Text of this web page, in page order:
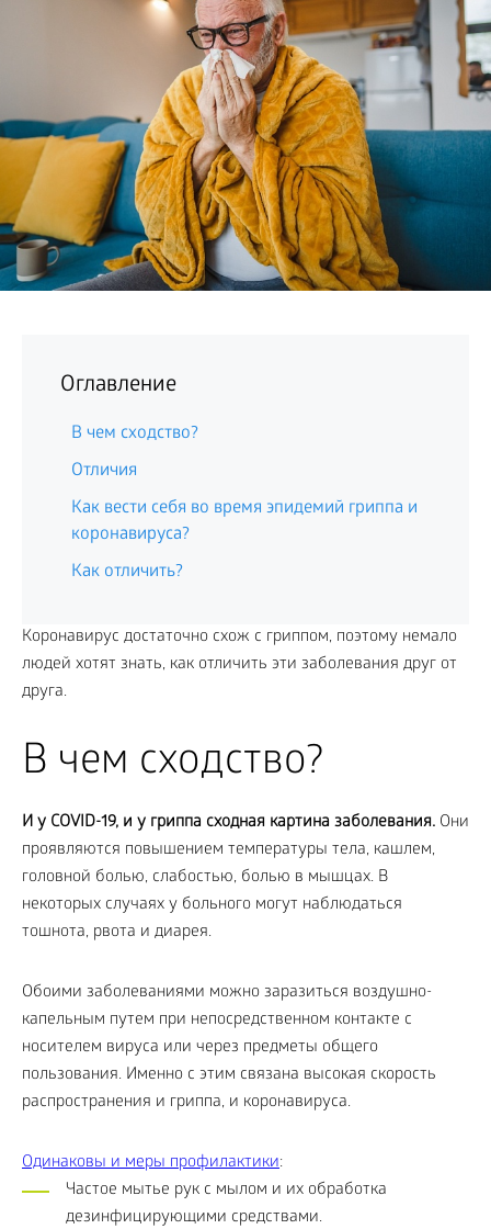
Оглавление
В чем сходство?
Отличия
Как вести себя во время эпидемий гриппа и
коронавируса?
Как отличить?
Коронавирус достаточно схож с гриппом, поэтому немало
людей хотят знать, как отличить эти заболевания друг от
друга.
В чем сходство?
И у COVID-19, и у гриппа сходная картина заболевания. Они
проявляются повышением температуры тела, кашлем,
головной болью, слабостью, болью в мышцах. В
некоторых случаях у больного могут наблюдаться
тошнота, рвота и диарея.
Обоими заболеваниями можно заразиться воздушно-
капельным путем при непосредственном контакте с
носителем вируса или через предметы общего
пользования. Именно с этим связана высокая скорость
распространения и гриппа, и коронавируса.
Одинаковы и меры профилактики:
Частое мытье рук с мылом и их обработка
дезинфицирующими средствами.